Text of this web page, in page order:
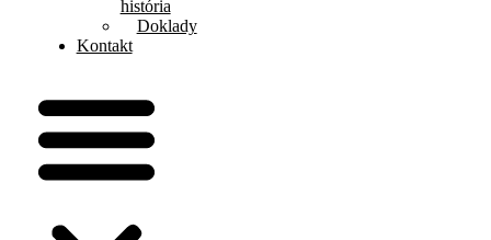
história
Doklady
Kontakt